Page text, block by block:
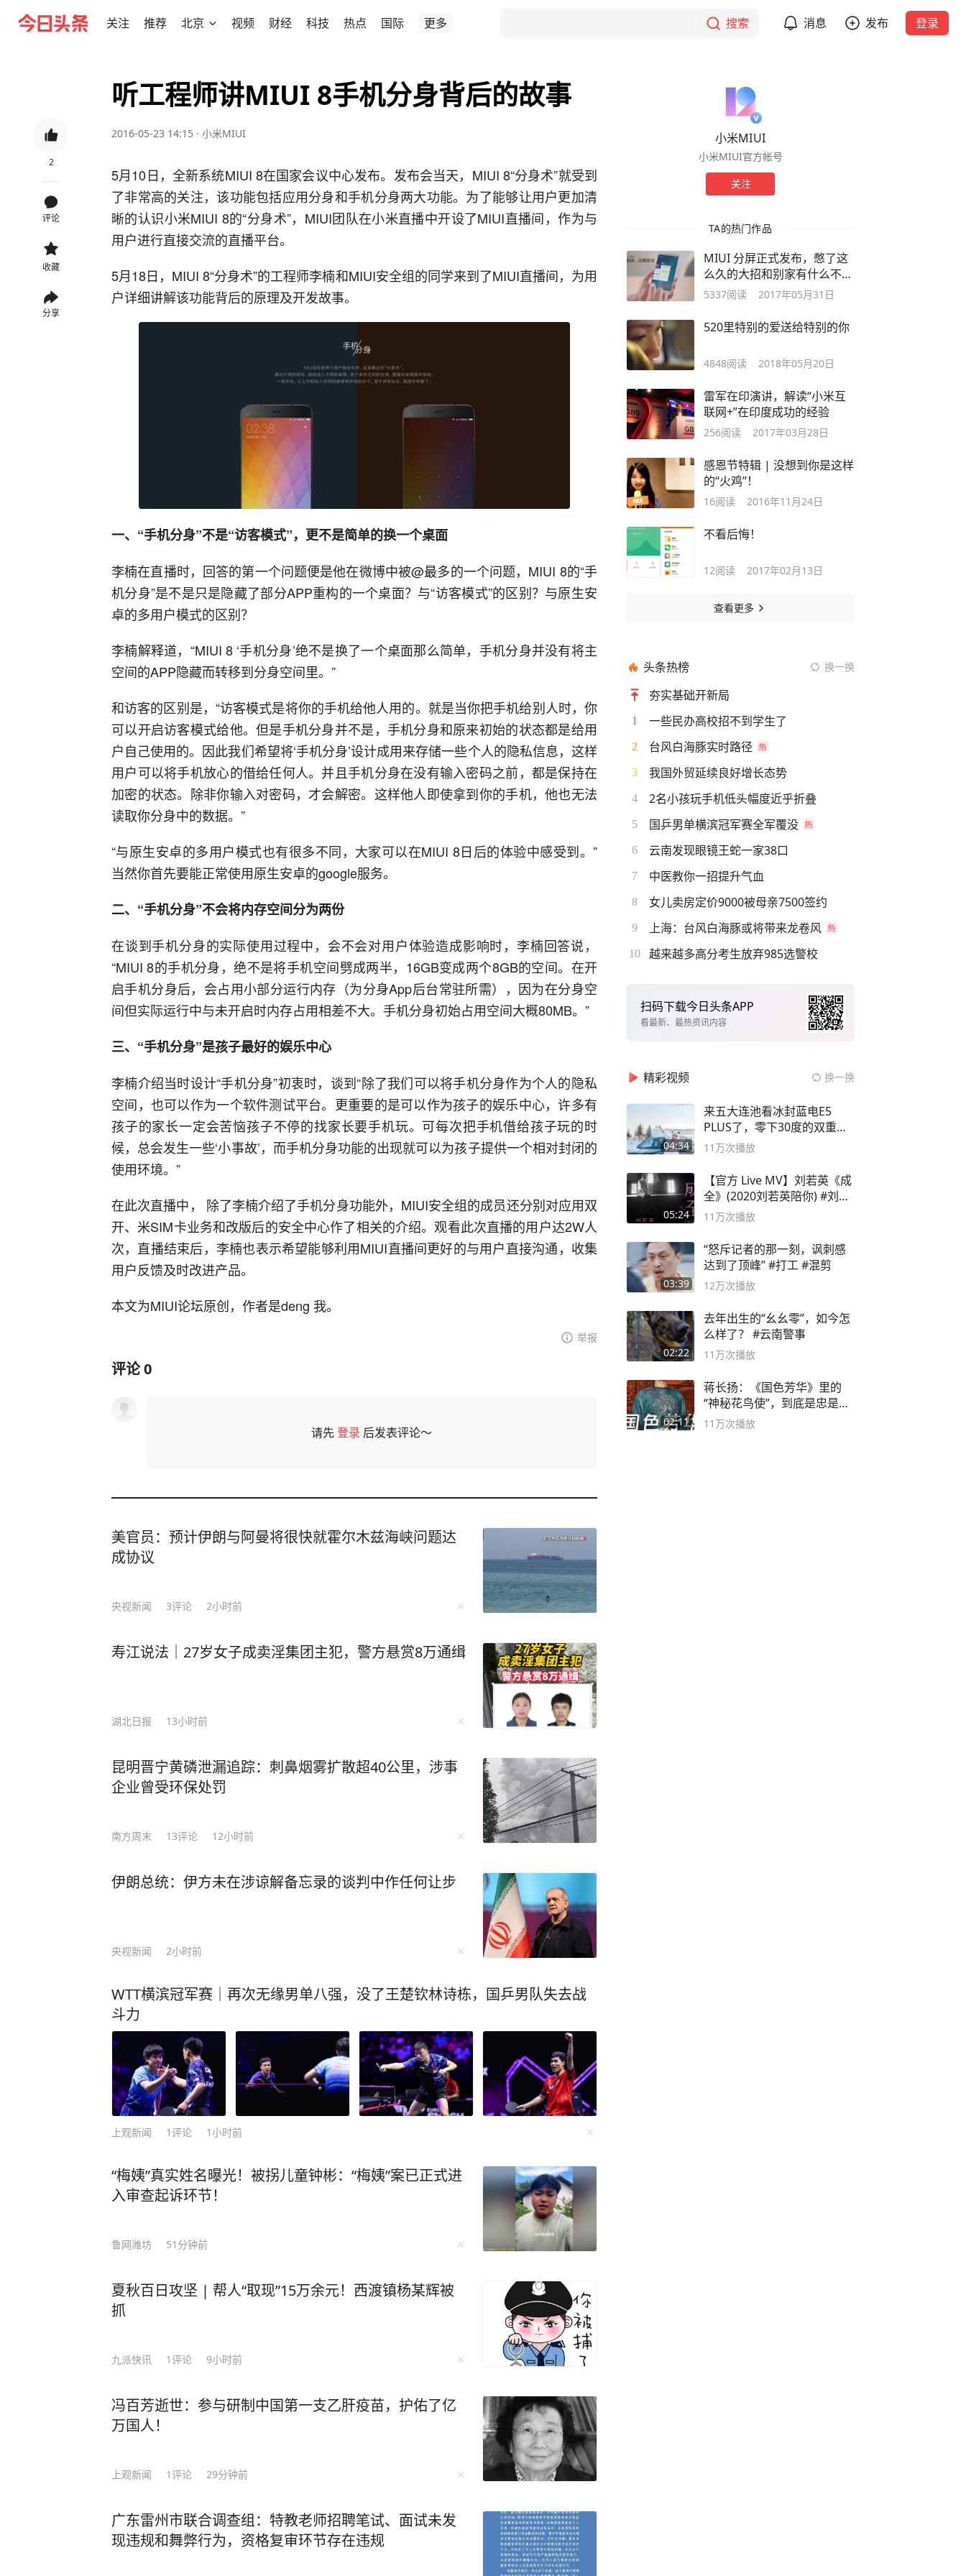
关注 推荐 北京 视频 财经 科技 热点 国际 更多 搜索 消息 发布 登录
2
评论
收藏
分享
听工程师讲MIUI 8手机分身背后的故事
2016-05-23 14:15 · 小米MIUI
5月10日，全新系统MIUI 8在国家会议中心发布。发布会当天，MIUI 8“分身术”就受到
了非常高的关注，该功能包括应用分身和手机分身两大功能。为了能够让用户更加清
晰的认识小米MIUI 8的“分身术”，MIUI团队在小米直播中开设了MIUI直播间，作为与
用户进行直接交流的直播平台。
5月18日，MIUI 8“分身术”的工程师李楠和MIUI安全组的同学来到了MIUI直播间，为用
户详细讲解该功能背后的原理及开发故事。
一、“手机分身”不是“访客模式”，更不是简单的换一个桌面
李楠在直播时，回答的第一个问题便是他在微博中被@最多的一个问题，MIUI 8的“手
机分身”是不是只是隐藏了部分APP重构的一个桌面？与“访客模式”的区别？与原生安
卓的多用户模式的区别？
李楠解释道，“MIUI 8 ‘手机分身’绝不是换了一个桌面那么简单，手机分身并没有将主
空间的APP隐藏而转移到分身空间里。”
和访客的区别是，“访客模式是将你的手机给他人用的。就是当你把手机给别人时，你
可以开启访客模式给他。但是手机分身并不是，手机分身和原来初始的状态都是给用
户自己使用的。因此我们希望将‘手机分身’设计成用来存储一些个人的隐私信息，这样
用户可以将手机放心的借给任何人。并且手机分身在没有输入密码之前，都是保持在
加密的状态。除非你输入对密码，才会解密。这样他人即使拿到你的手机，他也无法
读取你分身中的数据。”
“与原生安卓的多用户模式也有很多不同，大家可以在MIUI 8日后的体验中感受到。”
当然你首先要能正常使用原生安卓的google服务。
二、“手机分身”不会将内存空间分为两份
在谈到手机分身的实际使用过程中，会不会对用户体验造成影响时，李楠回答说，
“MIUI 8的手机分身，绝不是将手机空间劈成两半，16GB变成两个8GB的空间。在开
启手机分身后，会占用小部分运行内存（为分身App后台常驻所需），因为在分身空
间但实际运行中与未开启时内存占用相差不大。手机分身初始占用空间大概80MB。”
三、“手机分身”是孩子最好的娱乐中心
李楠介绍当时设计“手机分身”初衷时，谈到“除了我们可以将手机分身作为个人的隐私
空间，也可以作为一个软件测试平台。更重要的是可以作为孩子的娱乐中心，许多有
孩子的家长一定会苦恼孩子不停的找家长要手机玩。可每次把手机借给孩子玩的时
候，总会发生一些‘小事故’，而手机分身功能的出现就可以为孩子提供一个相对封闭的
使用环境。”
在此次直播中， 除了李楠介绍了手机分身功能外，MIUI安全组的成员还分别对应用双
开、米SIM卡业务和改版后的安全中心作了相关的介绍。观看此次直播的用户达2W人
次，直播结束后，李楠也表示希望能够利用MIUI直播间更好的与用户直接沟通，收集
用户反馈及时改进产品。
本文为MIUI论坛原创，作者是deng 我。
举报
评论0
请先登录 后发表评论～
美官员：预计伊朗与阿曼将很快就霍尔木兹海峡问题达
成协议
央视新闻 3评论 2小时前
寿江说法｜27岁女子成卖淫集团主犯，警方悬赏8万通缉
湖北日报 13小时前
昆明晋宁黄磷泄漏追踪：刺鼻烟雾扩散超40公里，涉事
企业曾受环保处罚
南方周末 13评论 12小时前
伊朗总统：伊方未在涉谅解备忘录的谈判中作任何让步
央视新闻 2小时前
WTT横滨冠军赛｜再次无缘男单八强，没了王楚钦林诗栋，国乒男队失去战
斗力
上观新闻 1评论 1小时前
“梅姨”真实姓名曝光！被拐儿童钟彬：“梅姨”案已正式进
入审查起诉环节！
鲁网潍坊 51分钟前
夏秋百日攻坚 | 帮人“取现”15万余元！西渡镇杨某辉被
抓
九派快讯 1评论 9小时前
冯百芳逝世：参与研制中国第一支乙肝疫苗，护佑了亿
万国人！
上观新闻 1评论 29分钟前
广东雷州市联合调查组：特教老师招聘笔试、面试未发
现违规和舞弊行为，资格复审环节存在违规
小米MIUI
小米MIUI官方帐号
关注
TA的热门作品
MIUI 分屏正式发布，憋了这
么久的大招和别家有什么不
同？
5337阅读 2017年05月31日
520里特别的爱送给特别的你
4848阅读 2018年05月20日
雷军在印演讲，解读“小米互
联网+”在印度成功的经验
256阅读 2017年03月28日
感恩节特辑 | 没想到你是这样
的“火鸡”！
16阅读 2016年11月24日
不看后悔！
12阅读 2017年02月13日
查看更多
头条热榜 换一换
夯实基础开新局
1 一些民办高校招不到学生了
2 台风白海豚实时路径
3 我国外贸延续良好增长态势
4 2名小孩玩手机低头幅度近乎折叠
5 国乒男单横滨冠军赛全军覆没
6 云南发现眼镜王蛇一家38口
7 中医教你一招提升气血
8 女儿卖房定价9000被母亲7500签约
9 上海：台风白海豚或将带来龙卷风
10 越来越多高分考生放弃985选警校
扫码下载今日头条APP
看最新、最热资讯内容
精彩视频 换一换
04:34
来五大连池看冰封蓝电E5
PLUS了，零下30度的双重冰
封40小时全录
11万次播放
05:24
【官方 Live MV】刘若英《成
全》(2020刘若英陪你) #刘若
英 #成全
11万次播放
03:39
“怒斥记者的那一刻，讽刺感
达到了顶峰” #打工 #混剪
12万次播放
02:22
去年出生的“幺幺零”，如今怎
么样了？ #云南警事
11万次播放
02:11
蒋长扬：《国色芳华》里的
“神秘花鸟使”，到底是忠是
奸？
11万次播放